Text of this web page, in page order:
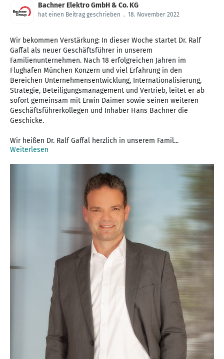
Bachner Elektro GmbH & Co. KG
hat einen Beitrag geschrieben . 18. November 2022
Wir bekommen Verstärkung: In dieser Woche startet Dr. Ralf
Gaffal als neuer Geschäftsführer in unserem
Familienunternehmen. Nach 18 erfolgreichen Jahren im
Flughafen München Konzern und viel Erfahrung in den
Bereichen Unternehmensentwicklung, Internationalisierung,
Strategie, Beteiligungsmanagement und Vertrieb, leitet er ab
sofort gemeinsam mit Erwin Daimer sowie seinen weiteren
Geschäftsführerkollegen und Inhaber Hans Bachner die
Geschicke.
Wir heißen Dr. Ralf Gaffal herzlich in unserem Famil...
Weiterlesen